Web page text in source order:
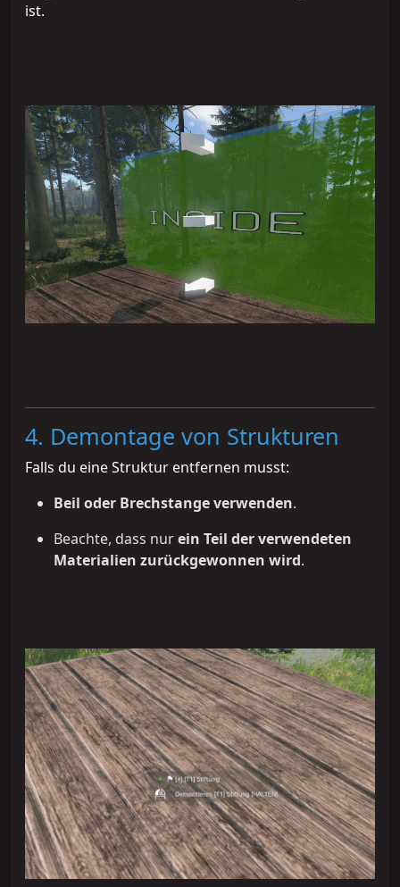
ist.
4. Demontage von Strukturen
Falls du eine Struktur entfernen musst:
Beil oder Brechstange verwenden.
Beachte, dass nurein Teil der verwendeten
Materialien zurückgewonnen wird.